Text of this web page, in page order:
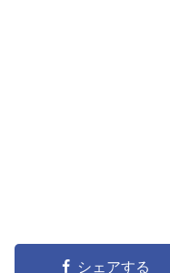
シェアする